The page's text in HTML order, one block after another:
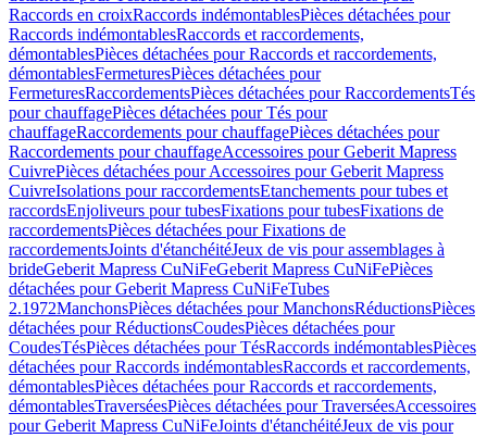
Raccords en croixRaccords indémontablesPièces détachées pour
Raccords indémontablesRaccords et raccordements,
démontablesPièces détachées pour Raccords et raccordements,
démontablesFermeturesPièces détachées pour
FermeturesRaccordementsPièces détachées pour RaccordementsTés
pour chauffagePièces détachées pour Tés pour
chauffageRaccordements pour chauffagePièces détachées pour
Raccordements pour chauffageAccessoires pour Geberit Mapress
CuivrePièces détachées pour Accessoires pour Geberit Mapress
CuivreIsolations pour raccordementsEtanchements pour tubes et
raccordsEnjoliveurs pour tubesFixations pour tubesFixations de
raccordementsPièces détachées pour Fixations de
raccordementsJoints d'étanchéitéJeux de vis pour assemblages à
brideGeberit Mapress CuNiFeGeberit Mapress CuNiFePièces
détachées pour Geberit Mapress CuNiFeTubes
2.1972ManchonsPièces détachées pour ManchonsRéductionsPièces
détachées pour RéductionsCoudesPièces détachées pour
CoudesTésPièces détachées pour TésRaccords indémontablesPièces
détachées pour Raccords indémontablesRaccords et raccordements,
démontablesPièces détachées pour Raccords et raccordements,
démontablesTraverséesPièces détachées pour TraverséesAccessoires
pour Geberit Mapress CuNiFeJoints d'étanchéitéJeux de vis pour